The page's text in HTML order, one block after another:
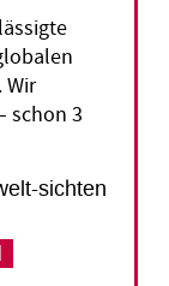
FDP das
und
die
und die
pochten.
Wir
schon 3
sichten